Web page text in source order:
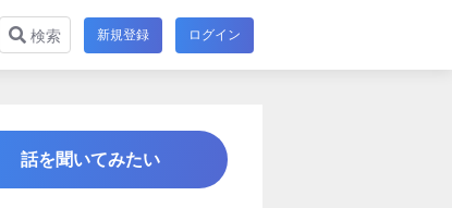
検索 新規登録 ログイン
話を聞いてみたい